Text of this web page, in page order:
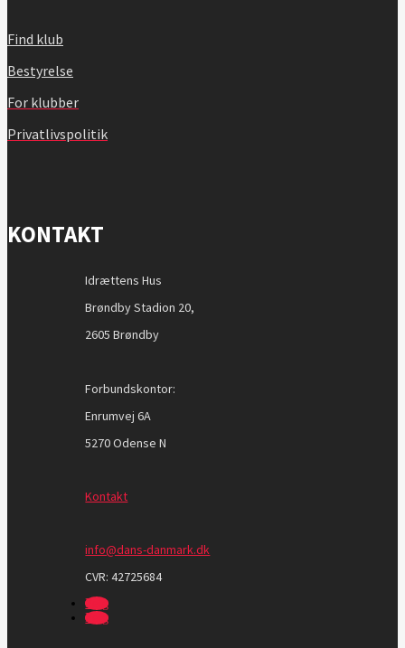
Find klub
Bestyrelse
For klubber
Privatlivspolitik
KONTAKT
Idrættens Hus
Brøndby Stadion 20,
2605 Brøndby
Forbundskontor:
Enrumvej 6A
5270 Odense N
Kontakt
info@dans-danmark.dk
CVR:42725684
Følg
Følg